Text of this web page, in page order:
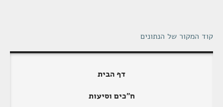
קוד המקור של הנתונים
דף הבית
ח"כים וסיעות